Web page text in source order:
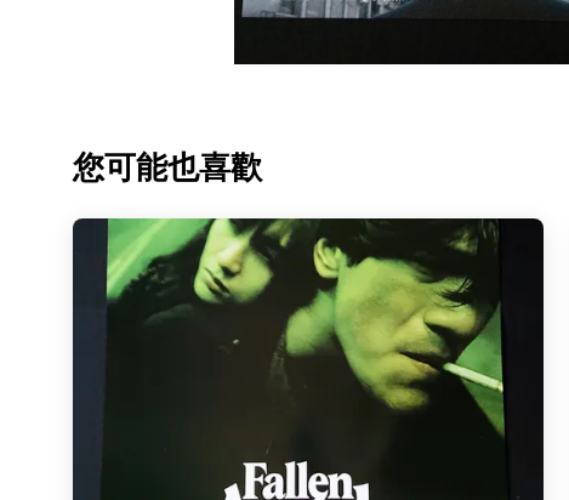
您可能也喜歡